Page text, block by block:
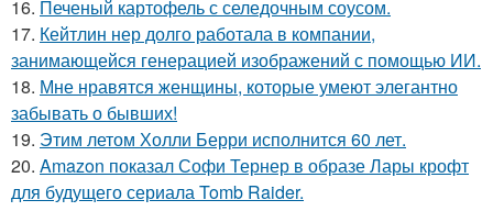
16. Печеный картофель с селедочным соусом.
17. Кейтлин нер долго работала в компании,
занимающейся генерацией изображений с помощью ИИ.
18. Мне нравятся женщины, которые умеют элегантно
забывать о бывших!
19. Этим летом Холли Берри исполнится 60 лет.
20. Amazon показал Софи Тернер в образе Лары крофт
для будущего сериала Tomb Raider.